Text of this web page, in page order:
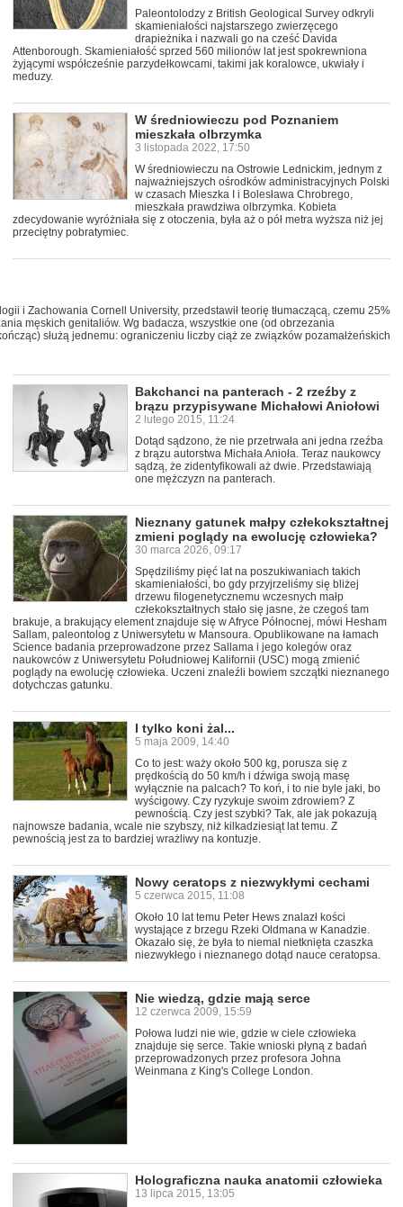
Paleontolodzy z British Geological Survey odkryli
skamieniałości najstarszego zwierzęcego
drapieżnika i nazwali go na cześć Davida
Attenborough. Skamieniałość sprzed 560 milionów lat jest spokrewniona
żyjącymi współcześnie parzydełkowcami, takimi jak koralowce, ukwiały i
meduzy.
W średniowieczu pod Poznaniem
mieszkała olbrzymka
3 listopada 2022, 17:50
W średniowieczu na Ostrowie Lednickim, jednym z
najważniejszych ośrodków administracyjnych Polski
w czasach Mieszka I i Bolesława Chrobrego,
mieszkała prawdziwa olbrzymka. Kobieta
zdecydowanie wyróżniała się z otoczenia, była aż o pół metra wyższa niż jej
przeciętny pobratymiec.
i Zachowania Cornell University, przedstawił teorię tłumaczącą, czemu 25%
męskich genitaliów. Wg badacza, wszystkie one (od obrzezania
służą jednemu: ograniczeniu liczby ciąż ze związków pozamałżeńskich
Bakchanci na panterach - 2 rzeźby z
brązu przypisywane Michałowi Aniołowi
2 lutego 2015, 11:24
Dotąd sądzono, że nie przetrwała ani jedna rzeźba
z brązu autorstwa Michała Anioła. Teraz naukowcy
sądzą, że zidentyfikowali aż dwie. Przedstawiają
one mężczyzn na panterach.
Nieznany gatunek małpy człekokształtnej
zmieni poglądy na ewolucję człowieka?
30 marca 2026, 09:17
Spędziliśmy pięć lat na poszukiwaniach takich
skamieniałości, bo gdy przyjrzeliśmy się bliżej
drzewu filogenetycznemu wczesnych małp
człekokształtnych stało się jasne, że czegoś tam
brakuje, a brakujący element znajduje się w Afryce Północnej, mówi Hesham
Sallam, paleontolog z Uniwersytetu w Mansoura. Opublikowane na łamach
Science badania przeprowadzone przez Sallama i jego kolegów oraz
naukowców z Uniwersytetu Południowej Kalifornii (USC) mogą zmienić
poglądy na ewolucję człowieka. Uczeni znaleźli bowiem szczątki nieznanego
dotychczas gatunku.
I tylko koni żal...
5 maja 2009, 14:40
Co to jest: waży około 500 kg, porusza się z
prędkością do 50 km/h i dźwiga swoją masę
wyłącznie na palcach? To koń, i to nie byle jaki, bo
wyścigowy. Czy ryzykuje swoim zdrowiem? Z
pewnością. Czy jest szybki? Tak, ale jak pokazują
najnowsze badania, wcale nie szybszy, niż kilkadziesiąt lat temu. Z
pewnością jest za to bardziej wrażliwy na kontuzje.
Nowy ceratops z niezwykłymi cechami
5 czerwca 2015, 11:08
Około 10 lat temu Peter Hews znalazł kości
wystające z brzegu Rzeki Oldmana w Kanadzie.
Okazało się, że była to niemal nietknięta czaszka
niezwykłego i nieznanego dotąd nauce ceratopsa.
Nie wiedzą, gdzie mają serce
12 czerwca 2009, 15:59
Połowa ludzi nie wie, gdzie w ciele człowieka
znajduje się serce. Takie wnioski płyną z badań
przeprowadzonych przez profesora Johna
Weinmana z King's College London.
Holograficzna nauka anatomii człowieka
13 lipca 2015, 13:05